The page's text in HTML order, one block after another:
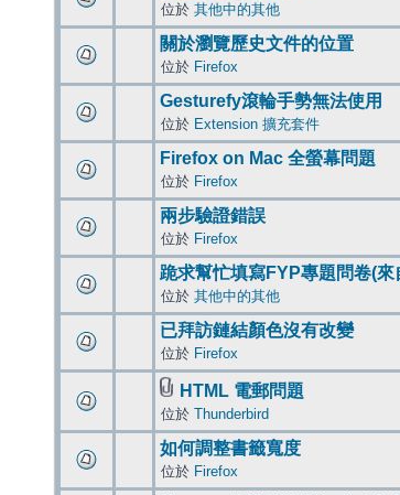
位於 其他中的其他
關於瀏覽歷史文件的位置
位於 Firefox
Gesturefy滾輪手勢無法使用
位於 Extension 擴充套件
Firefox on Mac 全螢幕問題
位於 Firefox
兩步驗證錯誤
位於 Firefox
跪求幫忙填寫FYP專題問卷(來
位於 其他中的其他
已拜訪鏈結顏色沒有改變
位於 Firefox
HTML 電郵問題
位於 Thunderbird
如何調整書籤寬度
位於 Firefox